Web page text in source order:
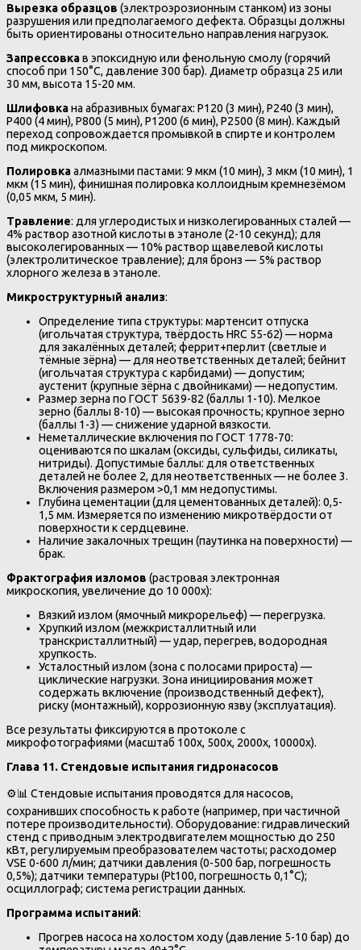
Вырезка образцов (электроэрозионным станком) из зоны
разрушения или предполагаемого дефекта. Образцы должны
быть ориентированы относительно направления нагрузок.
Запрессовкав эпоксидную или фенольную смолу (горячий
способ при 150°C, давление 300 бар). Диаметр образца 25 или
30 мм, высота 15-20 мм.
Шлифовкана абразивных бумагах: P120 (3 мин), P240 (3 мин),
P400 (4 мин), P800 (5 мин), P1200 (6 мин), P2500 (8 мин). Каждый
переход сопровождается промывкой в спирте и контролем
под микроскопом.
Полировкаалмазными пастами: 9 мкм (10 мин), 3 мкм (10 мин), 1
мкм (15 мин), финишная полировка коллоидным кремнезёмом
(0,05 мкм, 5 мин).
Травление: для углеродистых и низколегированных сталей —
4% раствор азотной кислоты в этаноле (2-10 секунд); для
высоколегированных — 10% раствор щавелевой кислоты
(электролитическое травление); для бронз — 5% раствор
хлорного железа в этаноле.
Микроструктурный анализ:
Определение типа структуры: мартенсит отпуска
(игольчатая структура, твёрдость HRC 55-62) — норма
для закалённых деталей; феррит+перлит (светлые и
тёмные зёрна) — для неответственных деталей; бейнит
(игольчатая структура с карбидами) — допустим;
аустенит (крупные зёрна с двойниками) — недопустим.
Размер зерна по ГОСТ 5639-82 (баллы 1-10). Мелкое
зерно (баллы 8-10) — высокая прочность; крупное зерно
(баллы 1-3) — снижение ударной вязкости.
Неметаллические включения по ГОСТ 1778-70:
оцениваются по шкалам (оксиды, сульфиды, силикаты,
нитриды). Допустимые баллы: для ответственных
деталей не более 2, для неответственных — не более 3.
Включения размером >0,1 мм недопустимы.
Глубина цементации (для цементованных деталей): 0,5-
1,5 мм. Измеряется по изменению микротвёрдости от
поверхности к сердцевине.
Наличие закалочных трещин (паутинка на поверхности) —
брак.
Фрактография изломов (растровая электронная
микроскопия, увеличение до 10 000x):
Вязкий излом (ямочный микрорельеф) — перегрузка.
Хрупкий излом (межкристаллитный или
транскристаллитный) — удар, перегрев, водородная
хрупкость.
Усталостный излом (зона с полосами прироста) —
циклические нагрузки. Зона инициирования может
содержать включение (производственный дефект),
риску (монтажный), коррозионную язву (эксплуатация).
Все результаты фиксируются в протоколе с
микрофотографиями (масштаб 100x, 500x, 2000x, 10000x).
Глава 11. Стендовые испытания гидронасосов
⚙️📊 Стендовые испытания проводятся для насосов,
сохранивших способность к работе (например, при частичной
потере производительности). Оборудование: гидравлический
стенд с приводным электродвигателем мощностью до 250
кВт, регулируемым преобразователем частоты; расходомер
VSE 0-600 л/мин; датчики давления (0-500 бар, погрешность
0,5%); датчики температуры (Pt100, погрешность 0,1°C);
осциллограф; система регистрации данных.
Программа испытаний:
Прогрев насоса на холостом ходу (давление 5-10 бар) до